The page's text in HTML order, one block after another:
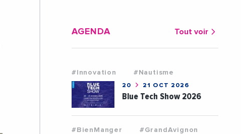
AGENDA Tout voir
#Innovation #Nautisme
20 21 OCT 2026
Blue Tech Show 2026
#BienManger #GrandAvignon